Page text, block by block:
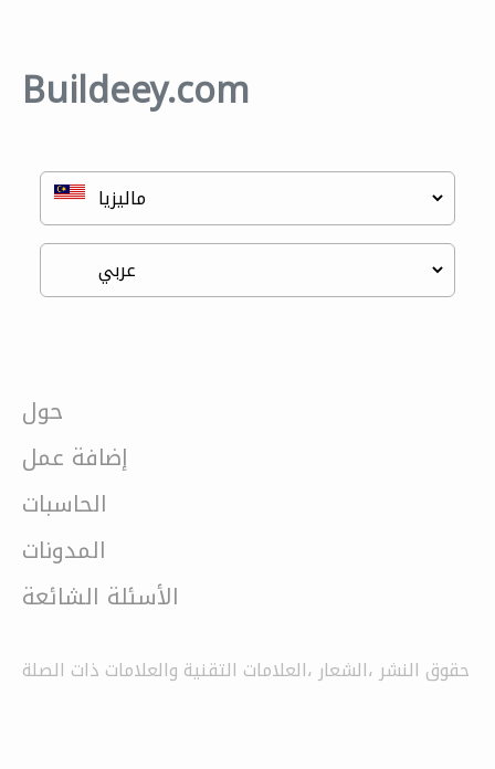
Buildeey.com
حول
إضافة عمل
الحاسبات
المدونات
الأسئلة الشائعة
حقوق النشر ،الشعار ،العلامات التقنية والعلامات ذات الصلة